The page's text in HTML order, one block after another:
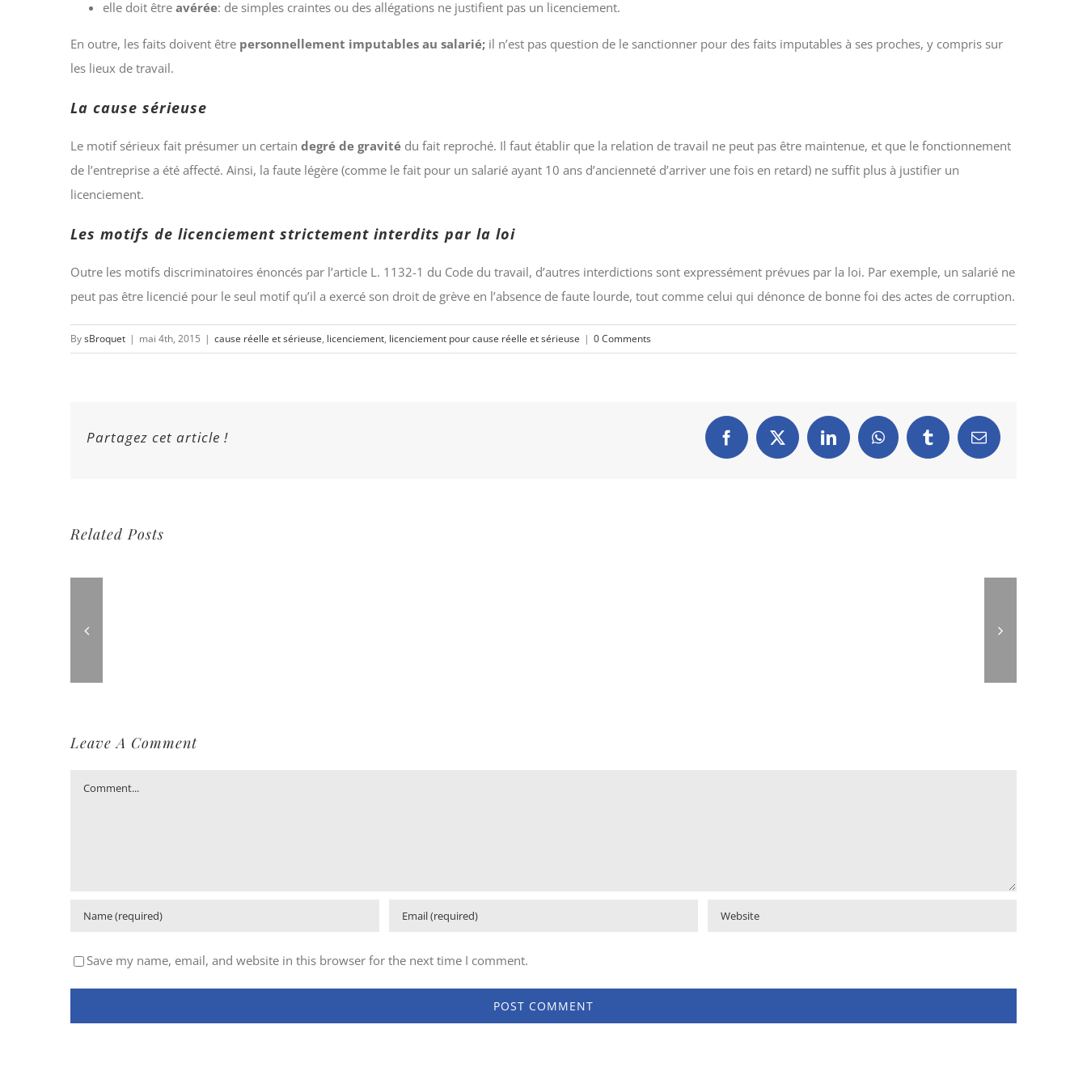
elle doit être avérée: de simples craintes ou des allégations ne justifient pas un licenciement.
En outre, les faits doivent être personnellement imputables au salarié; il n’est pas question de le sanctionner pour des faits imputables à ses proches, y compris sur
les lieux de travail.
La cause sérieuse
Le motif sérieux fait présumer un certain degré de gravité du fait reproché. Il faut établir que la relation de travail ne peut pas être maintenue, et que le fonctionnement
de l’entreprise a été affecté. Ainsi, la faute légère (comme le fait pour un salarié ayant 10 ans d’ancienneté d’arriver une fois en retard) ne suffit plus à justifier un
licenciement.
Les motifs de licenciement strictement interdits par la loi
Outre les motifs discriminatoires énoncés par l’article L. 1132-1 du Code du travail, d’autres interdictions sont expressément prévues par la loi. Par exemple, un salarié ne
peut pas être licencié pour le seul motif qu’il a exercé son droit de grève en l’absence de faute lourde, tout comme celui qui dénonce de bonne foi des actes de corruption.
BysBroquet | mai 4th, 2015 | cause réelle et sérieuse, licenciement, licenciement pour cause réelle et sérieuse | 0 Comments
Partagez cet article ! Facebook
X LinkedInWhatsAppTumblr Email
Related Posts
Leave A Comment
Comment
Save my name, email, and website in this browser for the next time I comment.